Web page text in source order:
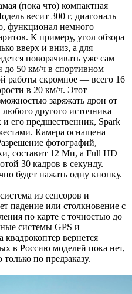
(пока что) компактная
весит 300 г, диагональ
функционал немного
К примеру, угол обзора
вверх и вниз, а для
поворачивать уже сам
до 50 км/ч в спортивном
работы скромное — всего 16
в 20 км/ч. Этот
заряжать дрон от
другого источника
и его предшественник, Spark
Камера оснащена
фотографий,
составит 12 Мп, а Full HD
30 кадров в секунду.
будет нажать одну кнопку.
из сенсоров и
падение или столкновение с
по карте с точностью до
системы GPS и
вернется
в Россию моделей пока нет,
по предзаказу.